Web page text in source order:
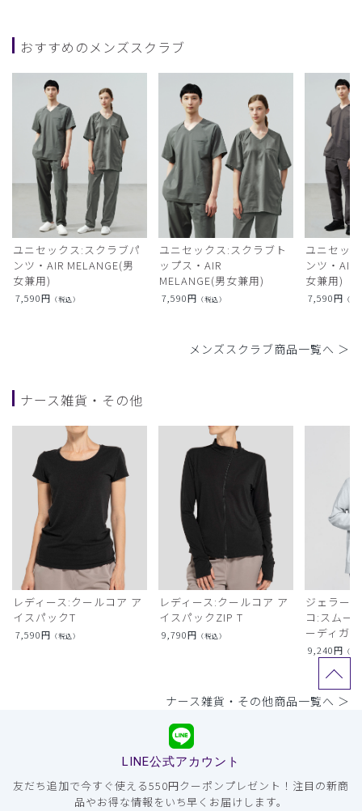
おすすめのメンズスクラブ
ユニセックス:スクラブパ
ンツ・AIR MELANGE(男
女兼用)
7,590円 （税込）
ユニセックス:スクラブト
ップス・AIR
MELANGE(男女兼用)
7,590円 （税込）
ユニセッ
ンツ・AIR
女兼用)
7,590円 （税
メンズスクラブ商品一覧へ ＞
ナース雑貨・その他
レディース:クールコア ア
イスパックT
7,590円 （税込）
レディース:クールコア ア
イスパックZIP T
9,790円 （税込）
ジェラー
コ:スムー
ーディガン
9,240円 （税
ナース雑貨・その他商品一覧へ ＞
LINE公式アカウント
友だち追加で今すぐ使える550円クーポンプレゼント！注目の新商
品やお得な情報をいち早くお届けします。